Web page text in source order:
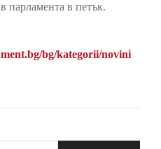
в петък.
bg/kategorii/novini